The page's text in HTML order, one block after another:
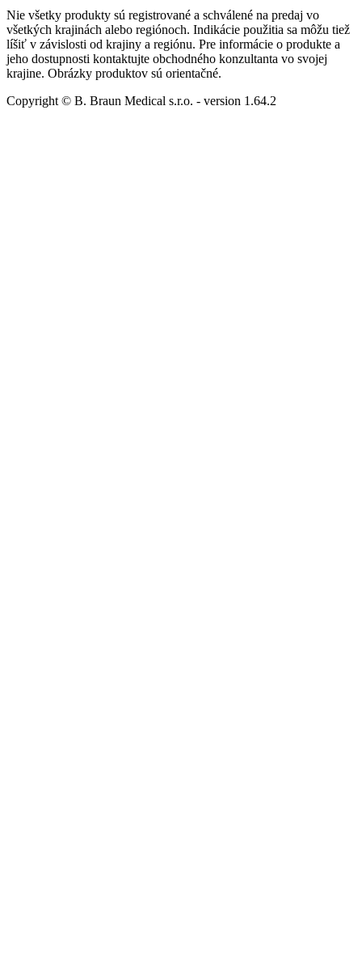
Nie všetky produkty sú registrované a schválené na predaj vo
všetkých krajinách alebo regiónoch. Indikácie použitia sa môžu tiež
líšiť v závislosti od krajiny a regiónu. Pre informácie o produkte a
jeho dostupnosti kontaktujte obchodného konzultanta vo svojej
krajine. Obrázky produktov sú orientačné.
Copyright © B. Braun Medical s.r.o. - version 1.64.2